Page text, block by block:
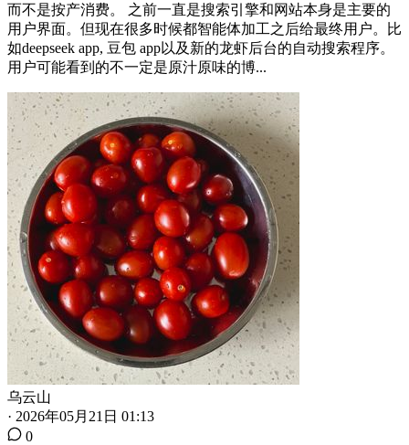
而不是按产消费。 之前一直是搜索引擎和网站本身是主要的
用户界面。但现在很多时候都智能体加工之后给最终用户。比
如deepseek app, 豆包 app以及新的龙虾后台的自动搜索程序。
用户可能看到的不一定是原汁原味的博...
乌云山
· 2026年05月21日 01:13
0